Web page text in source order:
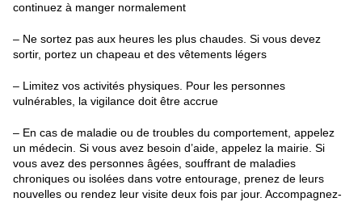
continuez à manger normalement
– Ne sortez pas aux heures les plus chaudes. Si vous devez
sortir, portez un chapeau et des vêtements légers
– Limitez vos activités physiques. Pour les personnes
vulnérables, la vigilance doit être accrue
– En cas de maladie ou de troubles du comportement, appelez
un médecin. Si vous avez besoin d’aide, appelez la mairie. Si
vous avez des personnes âgées, souffrant de maladies
chroniques ou isolées dans votre entourage, prenez de leurs
nouvelles ou rendez leur visite deux fois par jour. Accompagnez-